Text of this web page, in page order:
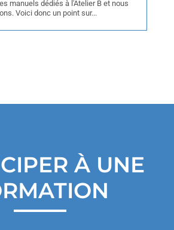
manuels dédiés à l'Atelier B et nous
Voici donc un point sur...
À UNE